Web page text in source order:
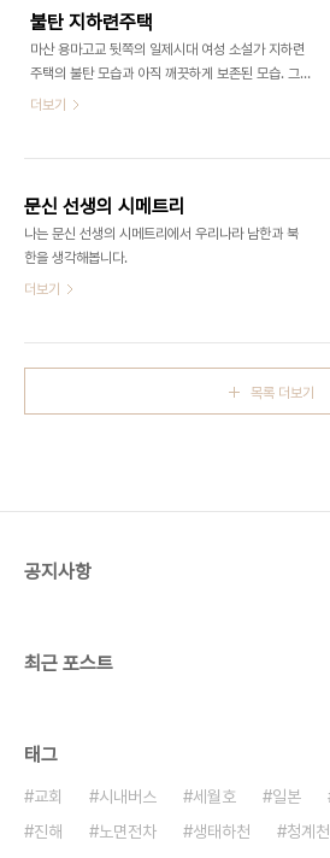
발표라고 기록되어 있고 근대문학을 설명하는 전시
물에서도 일제강점기의 문인으로 지하련(1910-
60)을 언급하고 있다. 창작집 도정(1948), 푸른사
상에서 펴낸 지하련전집(서정자 편)이 전시되어 있고
여성이라는 잡지에 실린 일기라는 글도 있었다. ​​​​​​
불탄 지하련주택
마산 용마고교 뒷쪽의 일제시대 여성 소설가 지하련
주택의 불탄 모습과 아직 깨끗하게 보존된 모습. 그나
마 이정도라서 다행입니다. ​​​​​​​​
더보기
문신 선생의 시메트리
나는 문신 선생의 시메트리에서 우리나라 남한과 북
한을 생각해봅니다. ​​
더보기
목록 더보기
공지사항
최근 포스트
태그
교회 시내버스 세월호 일본
진해
노면전차 생태하천 청계천